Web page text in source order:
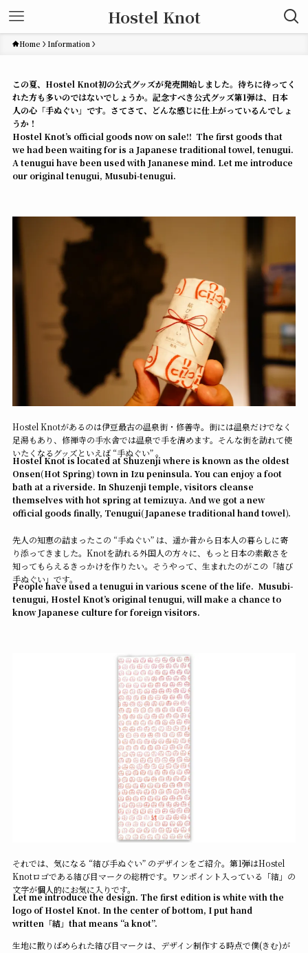
Hostel Knot
Home Information
この夏、Hostel Knot初の公式グッズが発売開始しました。待ちに待ってく
れた方も多いのではないでしょうか。記念すべき公式グッズ第1弾は、日本
人の心「手ぬぐい」です。さてさて、どんな感じに仕上がっているんでしょ
うか！
Hostel Knot’s official goods now on sale!! The first goods that
we had been waiting for is a Japanese traditional towel, tenugui.
A tenugui have been used with Jananese mind. Let me introduce
our original tenugui, Musubi-tenugui.
Hostel Knotがあるのは伊豆最古の温泉街・修善寺。街には温泉だけでなく
足湯もあり、修禅寺の手水舎では温泉で手を清めます。そんな街を訪れて使
いたくなるグッズといえば “手ぬぐい” 。
Hostel Knot is located at Shuzenji where is known as the oldest
Onsen(Hot Spring) town in Izu peninsula. You can enjoy a foot
bath at a riverside. In Shuzenji temple, visitors cleanse
themselves with hot spring at temizuya. And we got a new
official goods finally, Tenugui(Japanese traditional hand towel).
先人の知恵の詰まったこの “手ぬぐい” は、遥か昔から日本人の暮らしに寄
り添ってきました。Knotを訪れる外国人の方々に、もっと日本の素敵さを
知ってもらえるきっかけを作りたい。そうやって、生まれたのがこの「結び
手ぬぐい」です。
People have used a tenugui in various scene of the life. Musubi-
tenugui, Hostel Knot’s original tenugui, will make a chance to
know Japanese culture for foreign visitors.
それでは、気になる “結び手ぬぐい” のデザインをご紹介。第1弾はHostel
Knotロゴである結び目マークの総柄です。ワンポイント入っている「結」の
文字が個人的にお気に入りです。
Let me introduce the design. The first edition is white with the
logo of Hostel Knot. In the center of bottom, I put hand
written「結」that means “a knot”.
生地に散りばめられた結び目マークは、デザイン制作する時点で僕(きむ)が